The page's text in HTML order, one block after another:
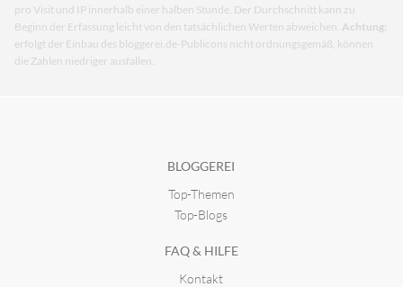
pro Visit und IP innerhalb einer halben Stunde. Der Durchschnitt kann zu
Beginn der Erfassung leicht von den tatsächlichen Werten abweichen. Achtung:
erfolgt der Einbau des bloggerei.de-Publicons nicht ordnungsgemäß, können
die Zahlen niedriger ausfallen.
BLOGGEREI
Top-Themen
Top-Blogs
FAQ & HILFE
Kontakt